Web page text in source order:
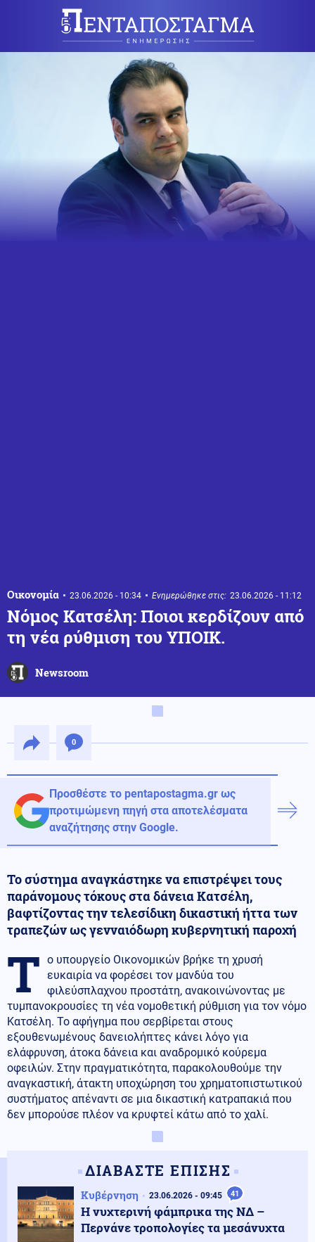
Οικονομία 23.06.2026 - 10:34 Ενημερώθηκε στις: 23.06.2026 - 11:12
Νόμος Κατσέλη: Ποιοι κερδίζουν από
τη νέα ρύθμιση του ΥΠΟΙΚ.
Newsroom
0
Προσθέστε το pentapostagma.gr ως
προτιμώμενη πηγή στα αποτελέσματα
αναζήτησης στην Google.
Το σύστημα αναγκάστηκε να επιστρέψει τους
παράνομους τόκους στα δάνεια Κατσέλη,
βαφτίζοντας την τελεσίδικη δικαστική ήττα των
τραπεζών ως γενναιόδωρη κυβερνητική παροχή
Τ ο υπουργείο Οικονομικών βρήκε τη χρυσή
ευκαιρία να φορέσει τον μανδύα του
φιλεύσπλαχνου προστάτη, ανακοινώνοντας με
τυμπανοκρουσίες τη νέα νομοθετική ρύθμιση για τον νόμο
Κατσέλη. Το αφήγημα που σερβίρεται στους
εξουθενωμένους δανειολήπτες κάνει λόγο για
ελάφρυνση, άτοκα δάνεια και αναδρομικό κούρεμα
οφειλών. Στην πραγματικότητα, παρακολουθούμε την
αναγκαστική, άτακτη υποχώρηση του χρηματοπιστωτικού
συστήματος απέναντι σε μια δικαστική κατραπακιά που
δεν μπορούσε πλέον να κρυφτεί κάτω από το χαλί.
ΔΙΑΒΑΣΤΕ ΕΠΙΣΗΣ
Κυβέρνηση 23.06.2026 - 09:45 41
Η νυχτερινή φάμπρικα της ΝΔ –
Περνάνε τροπολογίες τα μεσάνυχτα